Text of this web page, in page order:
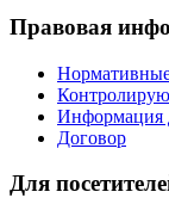
Правовая
Информация
Договор
Для